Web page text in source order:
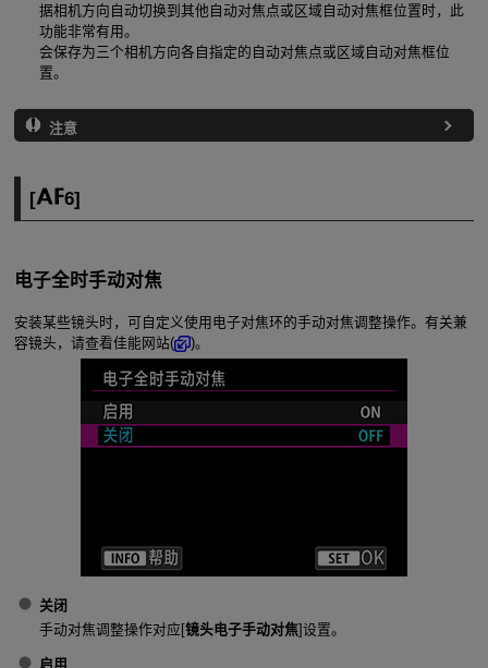
据相机方向自动切换到其他自动对焦点或区域自动对焦框位置时，此
功能非常有用。
会保存为三个相机方向各自指定的自动对焦点或区域自动对焦框位
置。
注意
[ 6]
电子全时手动对焦
安装某些镜头时，可自定义使用电子对焦环的手动对焦调整操作。有关兼
容镜头，请查看佳能网站(
)。
关闭
手动对焦调整操作对应[镜头电子手动对焦]设置。
启用